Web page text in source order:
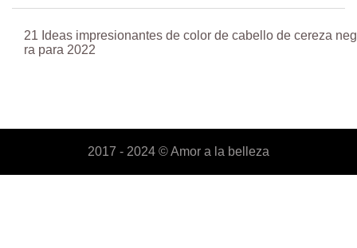
21 Ideas impresionantes de color de cabello de cereza neg
ra para 2022
2017 - 2024 ©Amor a la belleza